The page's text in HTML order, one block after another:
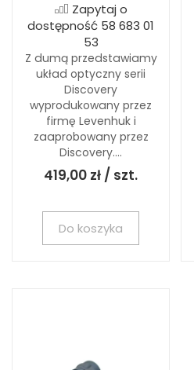
Zapytaj o
dostępność 58 683 01
53
Z dumą przedstawiamy
układ optyczny serii
Discovery
wyprodukowany przez
firmę Levenhuk i
zaaprobowany przez
Discovery....
419,00 zł / szt.
Do koszyka